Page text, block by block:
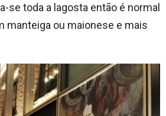
se toda a lagosta então é normal
manteiga ou maionese e mais